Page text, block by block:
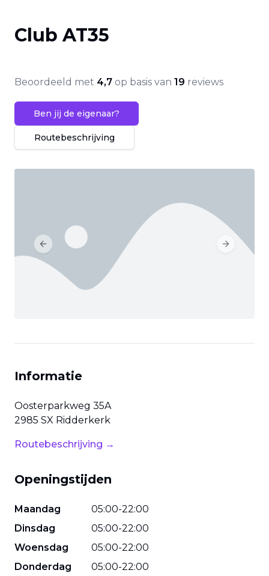
Club AT35
Beoordeeld met 4,7 op basis van 19 reviews
Ben jij de eigenaar?
Routebeschrijving
Previous slide Next slide
Informatie
Oosterparkweg 35A
2985 SX Ridderkerk
Routebeschrijving →
Openingstijden
Maandag 05:00-22:00
Dinsdag
05:00-22:00
Woensdag
05:00-22:00
Donderdag
05:00-22:00